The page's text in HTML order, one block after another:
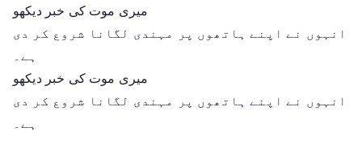
میری موت کی خبر دیکھو
انہوں نے اپنے ہاتھوں پر مہندی لگانا شروع کر دی
ہے۔
میری موت کی خبر دیکھو
انہوں نے اپنے ہاتھوں پر مہندی لگانا شروع کر دی
ہے۔